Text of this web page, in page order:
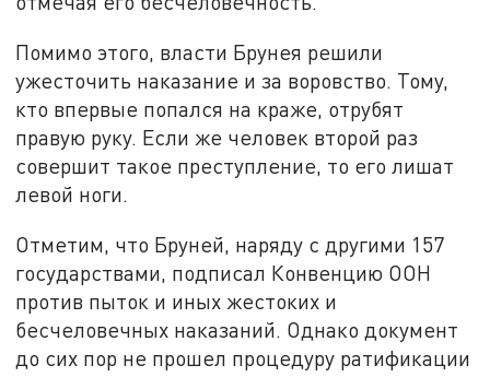
Помимо этого, власти Брунея решили
ужесточить наказание и за воровство. Тому,
кто впервые попался на краже, отрубят
правую руку. Если же человек второй раз
совершит такое преступление, то его лишат
левой ноги.
Отметим, что Бруней, наряду с другими 157
государствами, подписал Конвенцию ООН
против пыток и иных жестоких и
бесчеловечных наказаний. Однако документ
до сих пор не прошел процедуру ратификации